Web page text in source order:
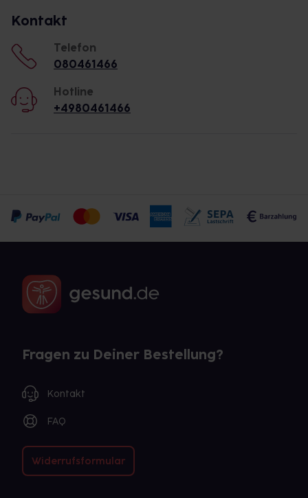
Kontakt
Telefon
080461466
Hotline
+4980461466
Fragen zu Deiner Bestellung?
Kontakt
FAQ
Widerrufsformular